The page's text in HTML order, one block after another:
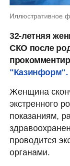
Иллюстративное
32-летняя
СКО после
"Казинформ".
Женщина
экстренного
показаниям,
проводится
органами.